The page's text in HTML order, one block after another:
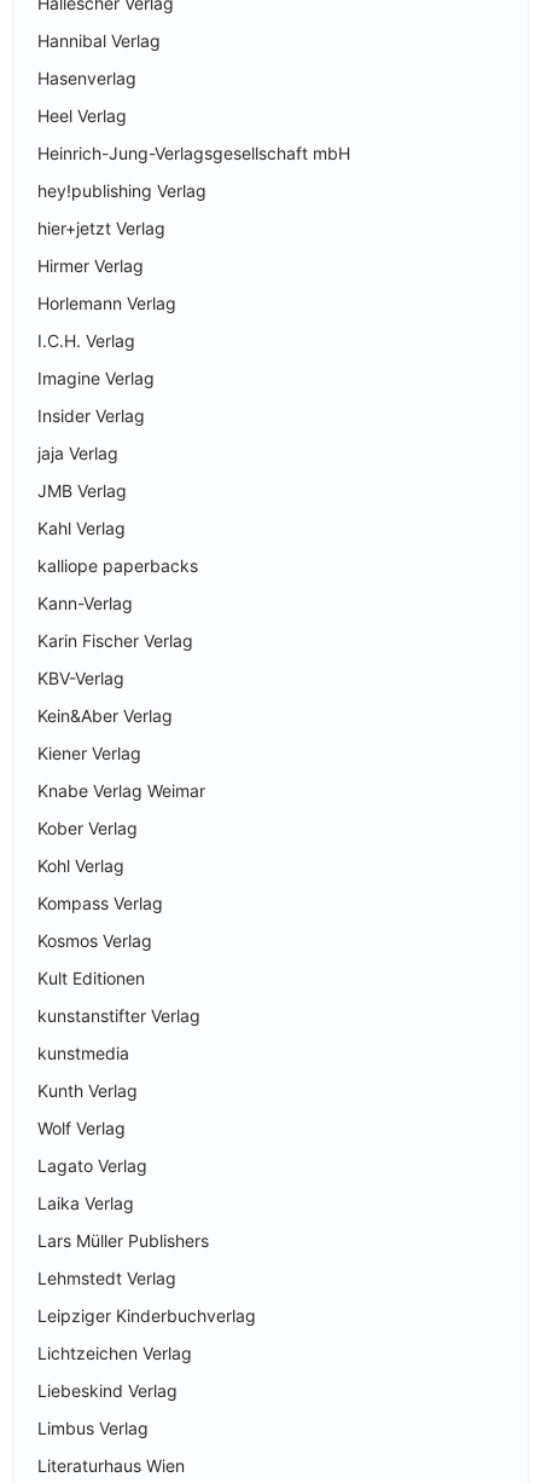
Hannibal Verlag
Hasenverlag
Heel Verlag
Heinrich-Jung-Verlagsgesellschaft mbH
hey!publishing Verlag
hier+jetzt Verlag
Hirmer Verlag
Horlemann Verlag
I.C.H. Verlag
Imagine Verlag
Insider Verlag
jaja Verlag
JMB Verlag
Kahl Verlag
kalliope paperbacks
Kann-Verlag
Karin Fischer Verlag
KBV-Verlag
Kein&Aber Verlag
Kiener Verlag
Knabe Verlag Weimar
Kober Verlag
Kohl Verlag
Kompass Verlag
Kosmos Verlag
Kult Editionen
kunstanstifter Verlag
kunstmedia
Kunth Verlag
Wolf Verlag
Lagato Verlag
Laika Verlag
Lars Müller Publishers
Lehmstedt Verlag
Leipziger Kinderbuchverlag
Lichtzeichen Verlag
Liebeskind Verlag
Limbus Verlag
Literaturhaus Wien